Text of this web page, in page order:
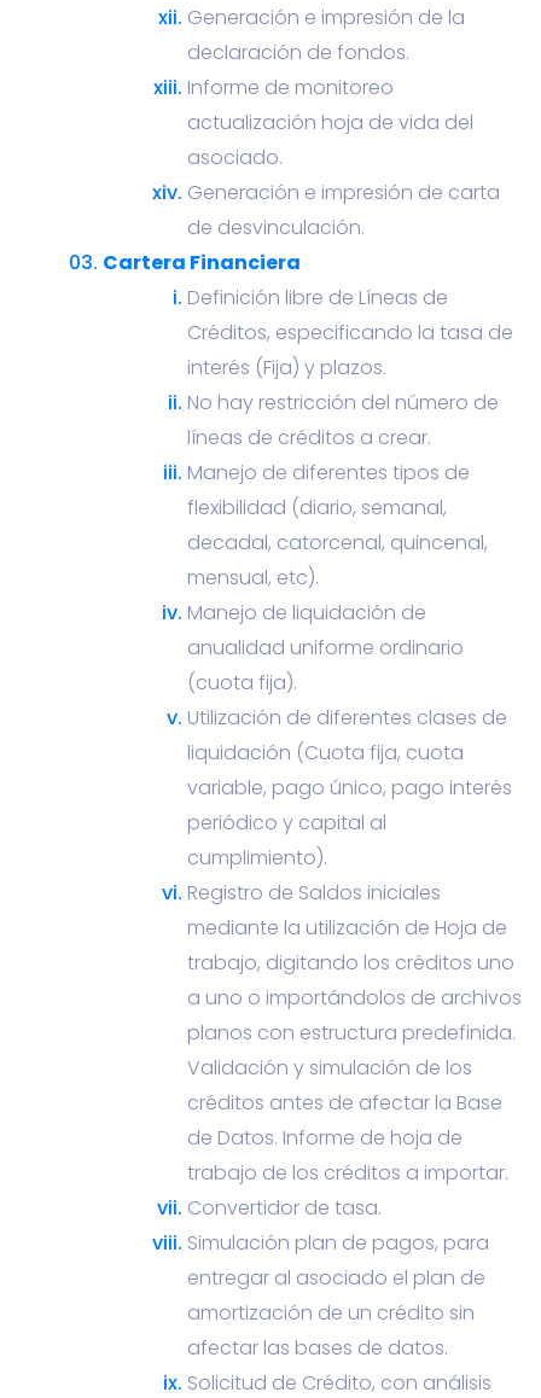
Generación e impresión de la
declaración de fondos.
Informe de monitoreo
actualización hoja de vida del
asociado.
Generación e impresión de carta
de desvinculación.
Cartera Financiera
Definición libre de Líneas de
Créditos, especificando la tasa de
interés (Fija) y plazos.
No hay restricción del número de
líneas de créditos a crear.
Manejo de diferentes tipos de
flexibilidad (diario, semanal,
decadal, catorcenal, quincenal,
mensual, etc).
Manejo de liquidación de
anualidad uniforme ordinario
(cuota fija).
Utilización de diferentes clases de
liquidación (Cuota fija, cuota
variable, pago único, pago interés
periódico y capital al
cumplimiento).
Registro de Saldos iniciales
mediante la utilización de Hoja de
trabajo, digitando los créditos uno
a uno o importándolos de archivos
planos con estructura predefinida.
Validación y simulación de los
créditos antes de afectar la Base
de Datos. Informe de hoja de
trabajo de los créditos a importar.
Convertidor de tasa.
Simulación plan de pagos, para
entregar al asociado el plan de
amortización de un crédito sin
afectar las bases de datos.
Solicitud de Crédito, con análisis